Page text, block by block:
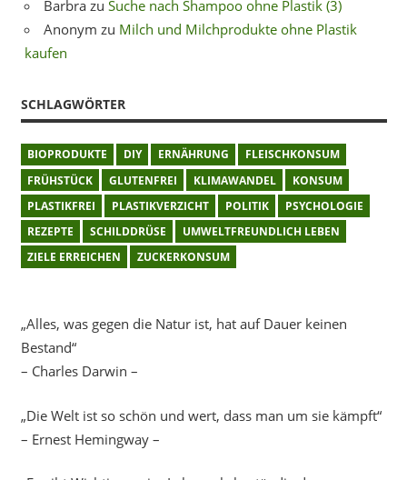
Barbra zu Suche nach Shampoo ohne Plastik (3)
Anonym zu Milch und Milchprodukte ohne Plastik
kaufen
SCHLAGWÖRTER
BIOPRODUKTE DIY ERNÄHRUNG
FLEISCHKONSUM
FRÜHSTÜCK
GLUTENFREI KLIMAWANDEL
KONSUM
PLASTIKFREI
PLASTIKVERZICHT POLITIK
PSYCHOLOGIE
REZEPTE
SCHILDDRÜSE
UMWELTFREUNDLICH LEBEN
ZIELE ERREICHEN
ZUCKERKONSUM
„Alles, was gegen die Natur ist, hat auf Dauer keinen
Bestand“
– Charles Darwin –
„Die Welt ist so schön und wert, dass man um sie kämpft“
– Ernest Hemingway –